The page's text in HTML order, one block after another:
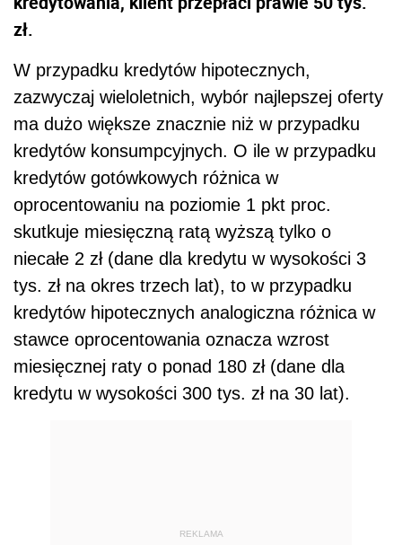
zł.
W przypadku kredytów hipotecznych,
zazwyczaj wieloletnich, wybór najlepszej oferty
ma dużo większe znacznie niż w przypadku
kredytów konsumpcyjnych. O ile w przypadku
kredytów gotówkowych różnica w
oprocentowaniu na poziomie 1 pkt proc.
skutkuje miesięczną ratą wyższą tylko o
niecałe 2 zł (dane dla kredytu w wysokości 3
tys. zł na okres trzech lat), to w przypadku
kredytów hipotecznych analogiczna różnica w
stawce oprocentowania oznacza wzrost
miesięcznej raty o ponad 180 zł (dane dla
kredytu w wysokości 300 tys. zł na 30 lat).
REKLAMA